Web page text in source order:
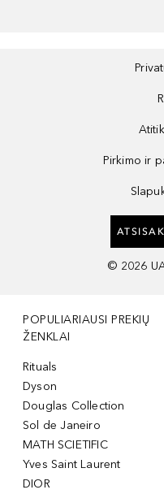
Pirkimo ir
© 2026
POPULIARIAUSI PREKIŲ
ŽENKLAI
Rituals
Dyson
Douglas Collection
Sol de Janeiro
MATH SCIETIFIC
Yves Saint Laurent
DIOR